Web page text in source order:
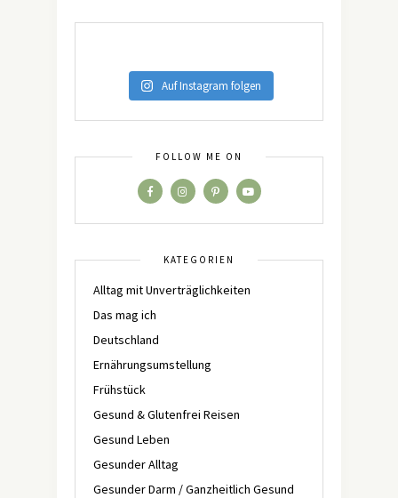
Auf Instagram folgen
FOLLOW ME ON
KATEGORIEN
Alltag mit Unverträglichkeiten
Das mag ich
Deutschland
Ernährungsumstellung
Frühstück
Gesund & Glutenfrei Reisen
Gesund Leben
Gesunder Alltag
Gesunder Darm / Ganzheitlich Gesund